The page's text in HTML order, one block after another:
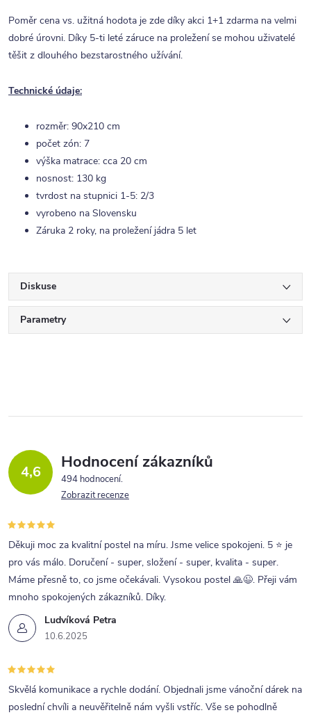
Poměr cena vs. užitná hodota je zde díky akci 1+1 zdarma na velmi
dobré úrovni. Díky 5-ti leté záruce na proležení se mohou uživatelé
těšit z dlouhého bezstarostného užívání.
Technické údaje:
rozměr: 90x210 cm
počet zón: 7
výška matrace: cca 20 cm
nosnost: 130 kg
tvrdost na stupnici 1-5: 2/3
vyrobeno na Slovensku
Záruka 2 roky, na proležení jádra 5 let
Diskuse
Parametry
4,6 Hodnocení zákazníků
494 hodnocení
Zobrazit recenze
Ludvíková Petra
10.6.2025
Děkuji moc za kvalitní postel na míru. Jsme velice spokojeni. 5 ⭐ je
pro vás málo. Doručení - super, složení - super, kvalita - super.
Máme přesně to, co jsme očekávali. Vysokou postel 🙏😉. Přeji vám
mnoho spokojených zákazníků. Díky.
Skvělá komunikace a rychle dodání. Objednali jsme vánoční dárek na
poslední chvíli a neuvěřitelně nám vyšli vstříc. Vše se pohodlně